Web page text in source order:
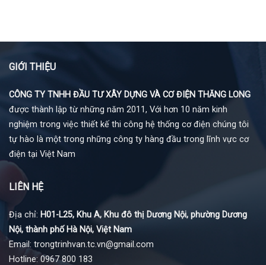
GIỚI THIỆU
CÔNG TY TNHH ĐẦU TƯ XÂY DỰNG VÀ CƠ ĐIỆN THĂNG LONG
được thành lập từ những năm 2011, Với hơn 10 năm kinh
nghiệm trong việc thiết kế thi công hệ thống cơ điện chúng tôi
tự hào là một trong những công ty hàng đầu trong lĩnh vực cơ
điện tại Việt Nam
LIÊN HỆ
Địa chỉ: H01-L25, Khu A, Khu đô thị Dương Nội, phường Dương
Nội, thành phố Hà Nội, Việt Nam
Email: trongtrinhvan.tc.vn@gmail.com
Hotline: 0967 800 183